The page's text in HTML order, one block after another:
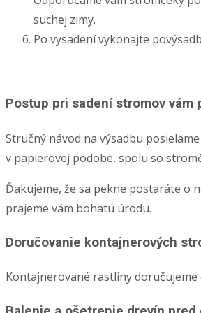
suchej zimy.
Po vysadení vykonajte
Postup pri sadení stromov vám
Stručný návod na výsadbu
v papierovej podobe, spolu so
Ďakujeme, že sa pekne postaráte o
prajeme vám bohatú úrodu.
Doručovanie kontajnerových
Kontajnerované rastliny doručujeme